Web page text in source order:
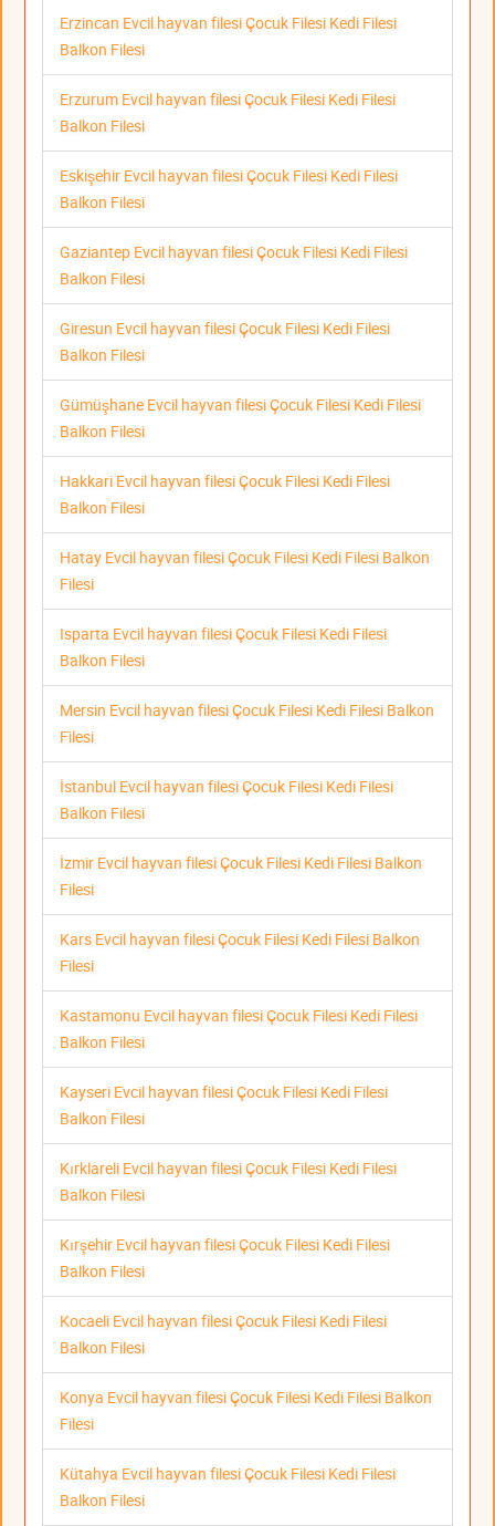
Erzincan Evcil hayvan filesi Çocuk Filesi Kedi Filesi
Balkon Filesi
Erzurum Evcil hayvan filesi Çocuk Filesi Kedi Filesi
Balkon Filesi
Eskişehir Evcil hayvan filesi Çocuk Filesi Kedi Filesi
Balkon Filesi
Gaziantep Evcil hayvan filesi Çocuk Filesi Kedi Filesi
Balkon Filesi
Giresun Evcil hayvan filesi Çocuk Filesi Kedi Filesi
Balkon Filesi
Gümüşhane Evcil hayvan filesi Çocuk Filesi Kedi Filesi
Balkon Filesi
Hakkari Evcil hayvan filesi Çocuk Filesi Kedi Filesi
Balkon Filesi
Hatay Evcil hayvan filesi Çocuk Filesi Kedi Filesi Balkon
Filesi
Isparta Evcil hayvan filesi Çocuk Filesi Kedi Filesi
Balkon Filesi
Mersin Evcil hayvan filesi Çocuk Filesi Kedi Filesi Balkon
Filesi
İstanbul Evcil hayvan filesi Çocuk Filesi Kedi Filesi
Balkon Filesi
İzmir Evcil hayvan filesi Çocuk Filesi Kedi Filesi Balkon
Filesi
Kars Evcil hayvan filesi Çocuk Filesi Kedi Filesi Balkon
Filesi
Kastamonu Evcil hayvan filesi Çocuk Filesi Kedi Filesi
Balkon Filesi
Kayseri Evcil hayvan filesi Çocuk Filesi Kedi Filesi
Balkon Filesi
Kırklareli Evcil hayvan filesi Çocuk Filesi Kedi Filesi
Balkon Filesi
Kırşehir Evcil hayvan filesi Çocuk Filesi Kedi Filesi
Balkon Filesi
Kocaeli Evcil hayvan filesi Çocuk Filesi Kedi Filesi
Balkon Filesi
Konya Evcil hayvan filesi Çocuk Filesi Kedi Filesi Balkon
Filesi
Kütahya Evcil hayvan filesi Çocuk Filesi Kedi Filesi
Balkon Filesi